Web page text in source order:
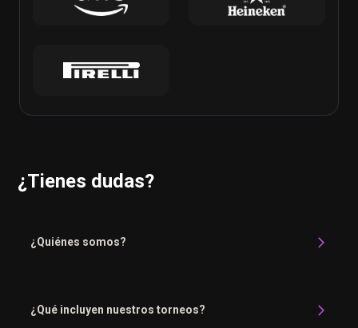
¿Tienes dudas?
¿Quiénes somos?
¿Qué incluyen nuestros torneos?